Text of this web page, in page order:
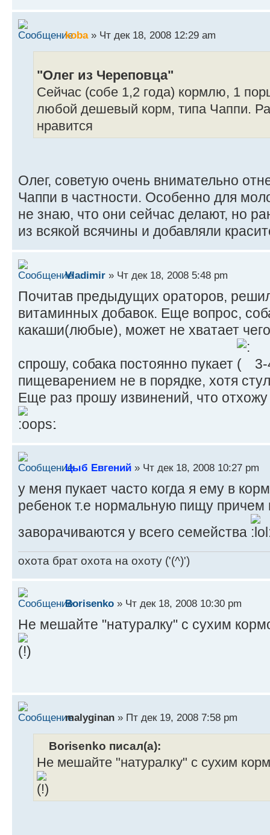
koba» Чт дек 18, 2008 12:29 am
"Олег из Череповца"
Сейчас (собе 1,2 года) кормлю, 1
любой дешевый корм, типа Чаппи.
нравится
Олег, советую очень внимательно
Чаппи в частности. Особенно для
не знаю, что они сейчас делают, но
из всякой всячины и добавляли
Vladimir » Чт дек 18, 2008 5:48 pm
Почитав предыдущих ораторов,
витаминных добавок. Еще вопрос,
какаши(любые), может не хватает
спрошу, собака постоянно пукает
пищеварением не в порядке, хотя
Еще раз прошу извинений, что
.
Цыб Евгений » Чт дек 18, 2008 10:27 pm
у меня пукает часто когда я ему в
ребенок т.е нормальную пищу причем
заворачиваются у всего семейства
охота брат охота на охоту ('(^)')
Borisenko » Чт дек 18, 2008 10:30 pm
Не мешайте "натуралку" с сухим
malyginan » Пт дек 19, 2008 7:58 pm
Borisenko писал(а):
Не мешайте "натуралку" с сухим